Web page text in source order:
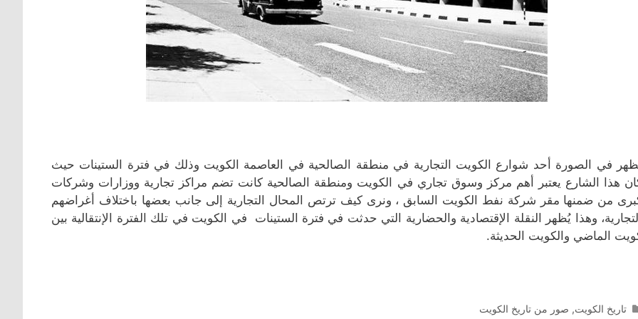
في الصورة أحد شوارع الكويت التجارية في منطقة الصالحية في العاصمة الكويت وذلك في فترة الستينات حيث
هذا الشارع يعتبر أهم مركز وسوق تجاري في الكويت ومنطقة الصالحية كانت تضم مراكز تجارية ووزارات وشركات
من ضمنها مقر شركة نفط الكويت السابق ، ونرى كيف ترتص المحال التجارية إلى جانب بعضها باختلاف أغراضهم
وهذا يُظهر النقلة الإقتصادية والحضارية التي حدثت في فترة الستينات في الكويت في تلك الفترة الإنتقالية بين
الماضي والكويت الحديثة.
التصنيفات
تاريخ الكويت, صور من تاريخ الكويت